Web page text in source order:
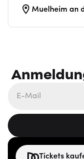
Muelheim an
Tickets